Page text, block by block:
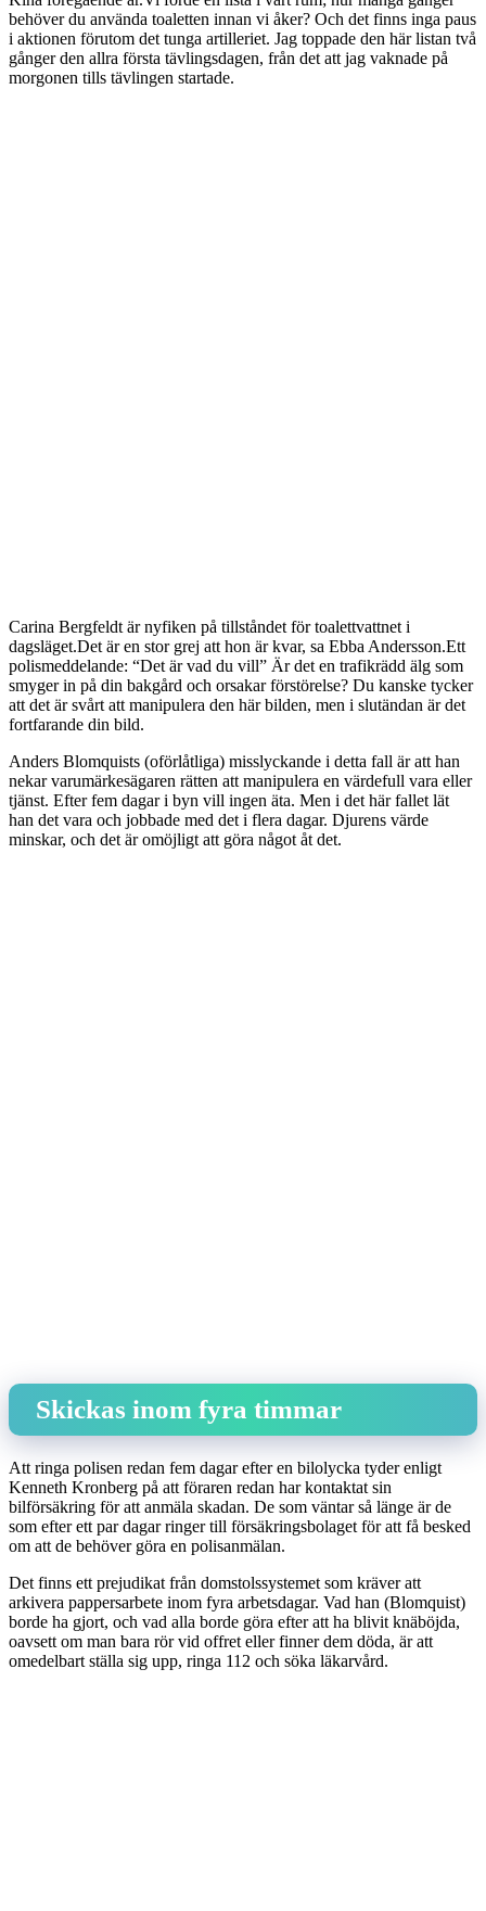
behöver du använda toaletten innan vi åker? Och det finns inga paus
i aktionen förutom det tunga artilleriet. Jag toppade den här listan två
gånger den allra första tävlingsdagen, från det att jag vaknade på
morgonen tills tävlingen startade.
Carina Bergfeldt är nyfiken på tillståndet för toalettvattnet i
dagsläget.Det är en stor grej att hon är kvar, sa Ebba Andersson.Ett
polismeddelande: “Det är vad du vill” Är det en trafikrädd älg som
smyger in på din bakgård och orsakar förstörelse? Du kanske tycker
att det är svårt att manipulera den här bilden, men i slutändan är det
fortfarande din bild.
Anders Blomquists (oförlåtliga) misslyckande i detta fall är att han
nekar varumärkesägaren rätten att manipulera en värdefull vara eller
tjänst. Efter fem dagar i byn vill ingen äta. Men i det här fallet lät
han det vara och jobbade med det i flera dagar. Djurens värde
minskar, och det är omöjligt att göra något åt det.
Skickas inom fyra timmar
Att ringa polisen redan fem dagar efter en bilolycka tyder enligt
Kenneth Kronberg på att föraren redan har kontaktat sin
bilförsäkring för att anmäla skadan. De som väntar så länge är de
som efter ett par dagar ringer till försäkringsbolaget för att få besked
om att de behöver göra en polisanmälan.
Det finns ett prejudikat från domstolssystemet som kräver att
arkivera pappersarbete inom fyra arbetsdagar. Vad han (Blomquist)
borde ha gjort, och vad alla borde göra efter att ha blivit knäböjda,
oavsett om man bara rör vid offret eller finner dem döda, är att
omedelbart ställa sig upp, ringa 112 och söka läkarvård.